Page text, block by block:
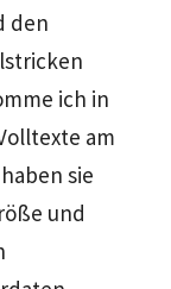
den
ich in
am
sie
und